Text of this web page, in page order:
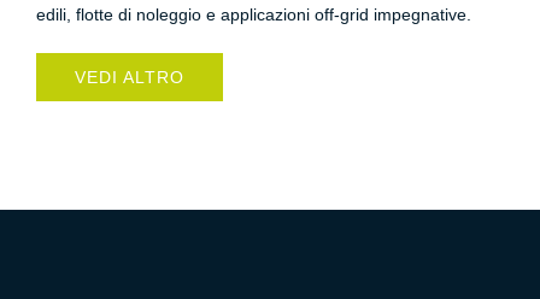
edili, flotte di noleggio e applicazioni off-grid impegnative.
VEDI ALTRO